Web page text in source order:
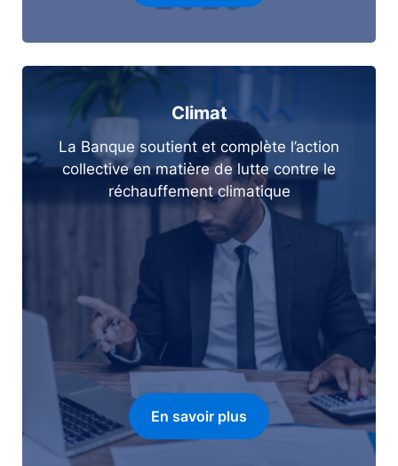
Climat
La Banque soutient et complète l’action
collective en matière de lutte contre le
réchauffement climatique
En savoir plus